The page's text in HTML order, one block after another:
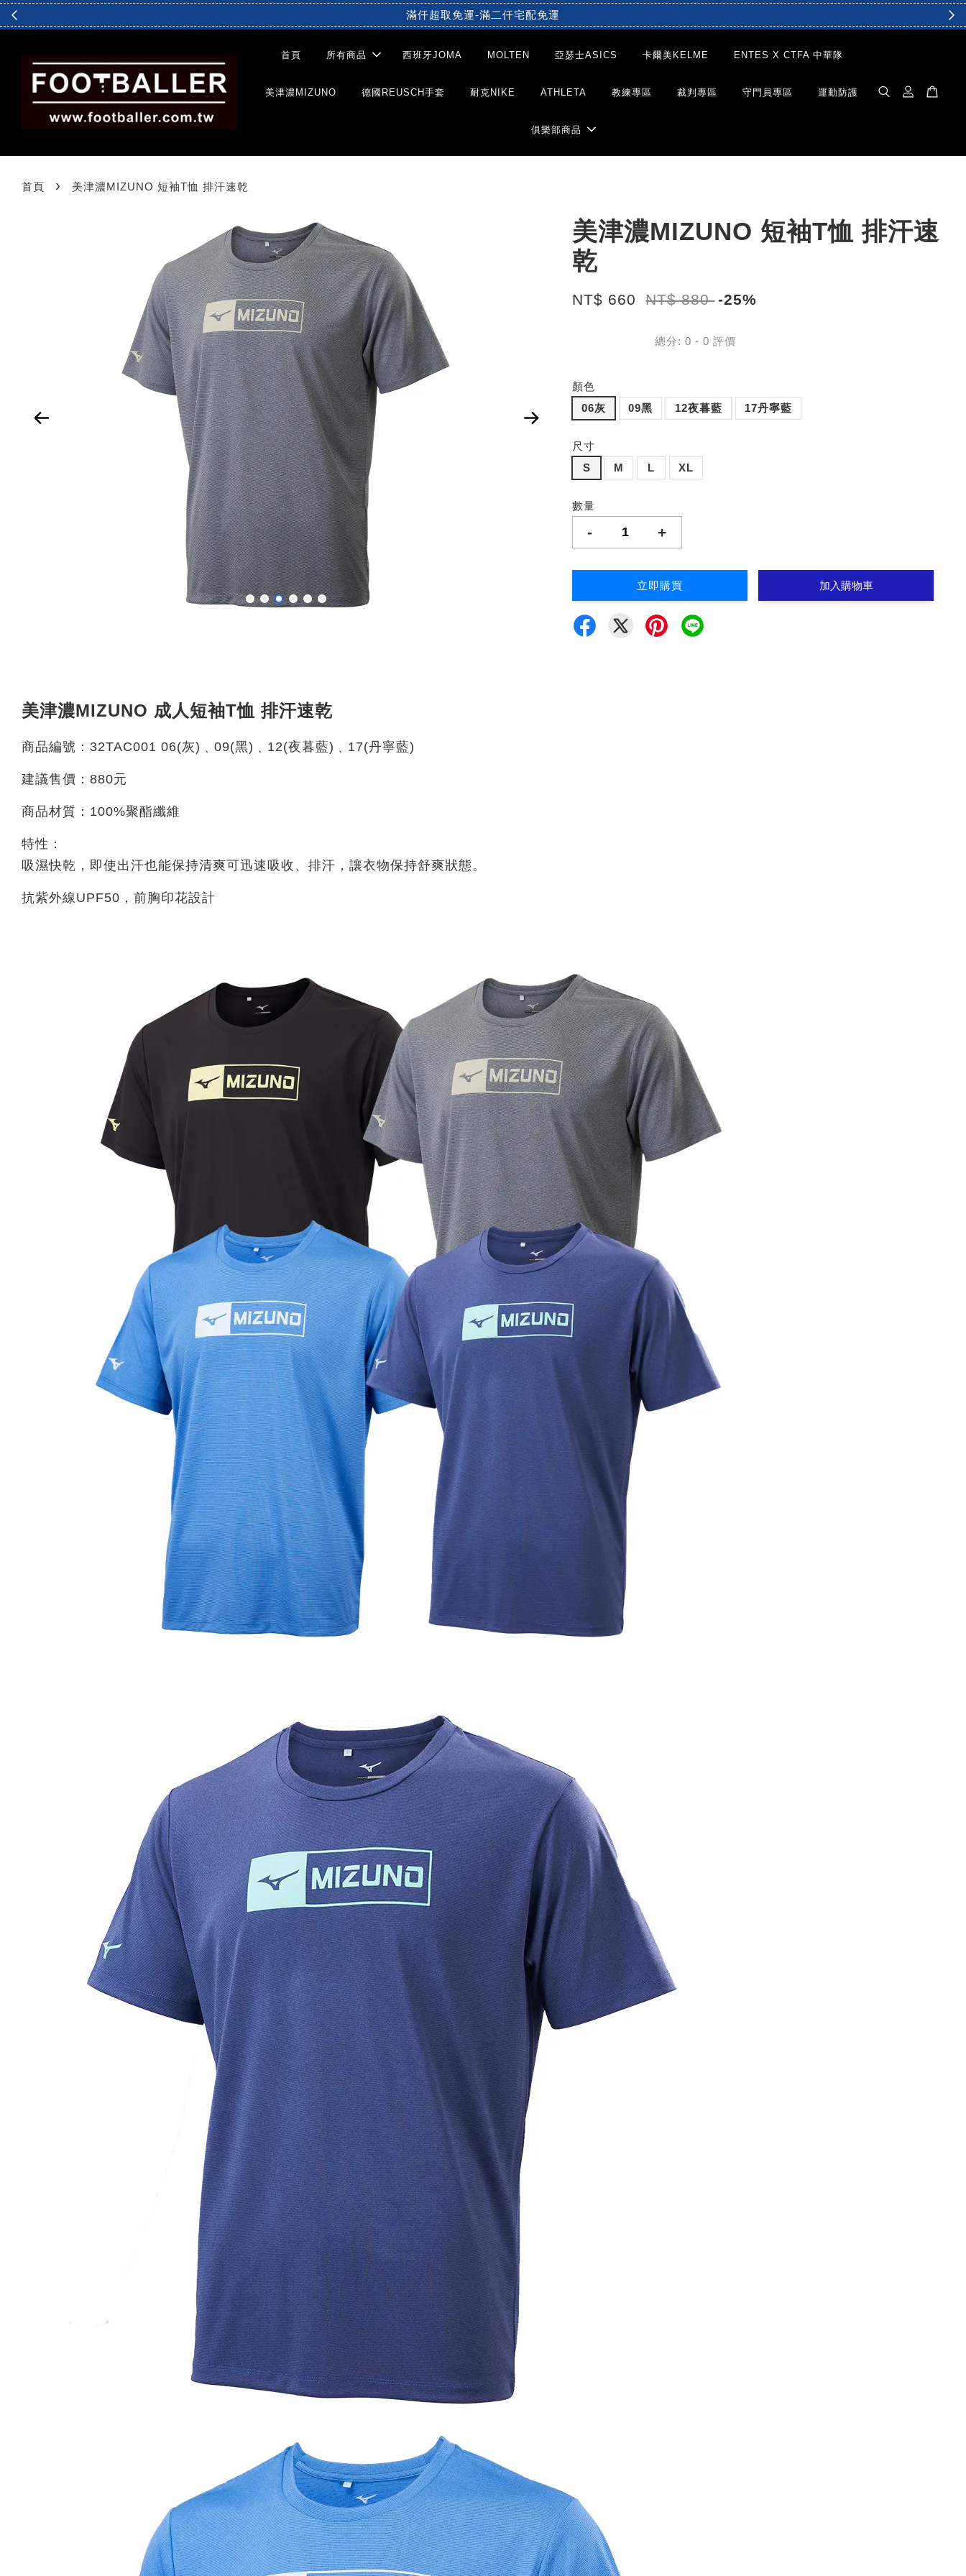
滿仟超取免運-滿二仟宅配免運
首頁 所有商品 西班牙JOMA MOLTEN 亞瑟士ASICS 卡爾美KELME ENTES X CTFA 中華隊
美津濃MIZUNO 德國REUSCH手套 耐克NIKE ATHLETA 教練專區 裁判專區 守門員專區 運動防護
俱樂部商品
首頁 › 美津濃MIZUNO 短袖T恤 排汗速乾
美津濃MIZUNO 短袖T恤 排汗速
乾
NT$ 660 NT$ 880 -25%
總分:0 -0 評價
顏色
06灰
09黑 12夜暮藍 17丹寧藍
尺寸
S
M L XL
數量
- +
立即購買 加入購物車
美津濃MIZUNO 成人短袖T恤 排汗速乾
商品編號：32TAC001 06(灰)﹑09(黑)﹑12(夜暮藍)﹑17(丹寧藍)
建議售價：880元
商品材質：100%聚酯纖維
特性：
吸濕快乾，即使出汗也能保持清爽可迅速吸收、排汗，讓衣物保持舒爽狀態。
抗紫外線UPF50，前胸印花設計